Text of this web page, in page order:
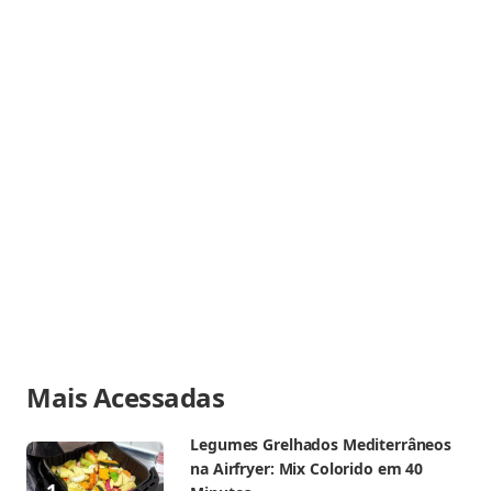
Mais Acessadas
Legumes Grelhados Mediterrâneos
na Airfryer: Mix Colorido em 40